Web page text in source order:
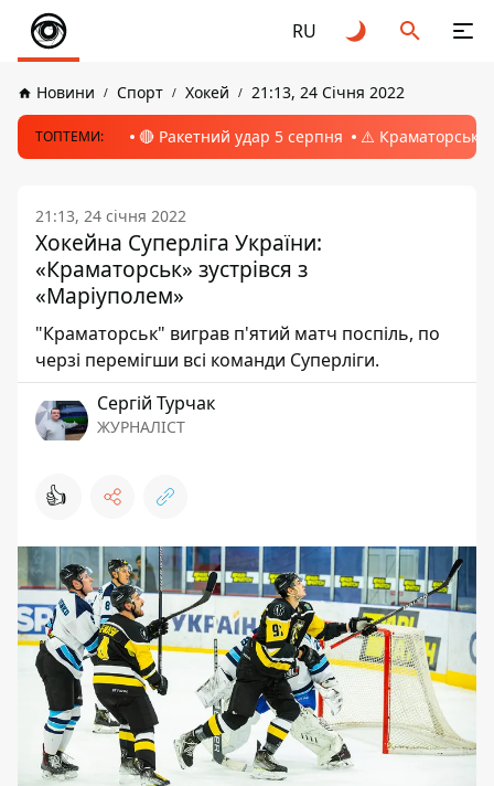
RU
Новини Спорт Хокей 21:13, 24 Січня 2022
ТОПТЕМИ: 🔴 Ракетний удар 5 серпня ⚠️ Краматорськ,
21:13, 24 січня 2022
Хокейна Суперліга України:
«Краматорськ» зустрівся з
«Маріуполем»
"Краматорськ" виграв п'ятий матч поспіль, по
черзі перемігши всі команди Суперліги.
Сергій Турчак
ЖУРНАЛІСТ
👍